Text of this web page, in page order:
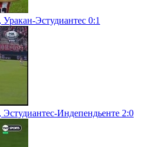
Эстудиантес 0:1
Индепендьенте 2:0